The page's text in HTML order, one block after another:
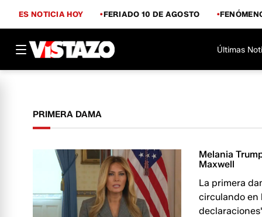
ES NOTICIA HOY FERIADO 10 DE AGOSTO
Últimas
PRIMERA DAMA
Melania
Maxwell
La primera
circulando en